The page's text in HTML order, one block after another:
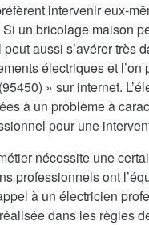
intervenir eux-
un bricolage maison
aussi s’avérer très
électriques et
» sur internet.
à un problème à
pour une
nécessite une
professionnels ont
à un électricien
dans les règles